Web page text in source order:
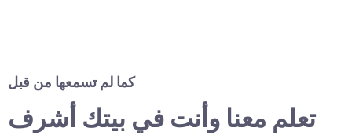
كما لم تسمعها من قبل
تعلم معنا وأنت في بيتك أشرف